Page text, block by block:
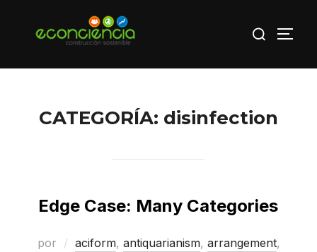
CATEGORÍA: disinfection
Edge Case: Many Categories
por aciform, antiquarianism, arrangement,